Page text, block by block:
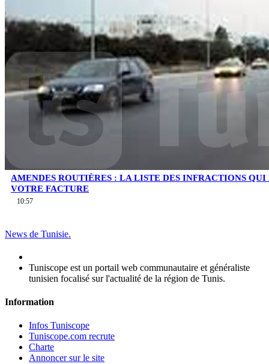
AMENDES ROUTIÈRES : LA LISTE DES INFRACTIONS
VOTRE FACTURE
10:57
News de Tunisie.
Tuniscope est un portail web communautaire et généraliste
tunisien focalisé sur l'actualité de la région de Tunis.
Information
Infos Tuniscope
Tuniscope.com recrute
Charte
Annoncer sur le site